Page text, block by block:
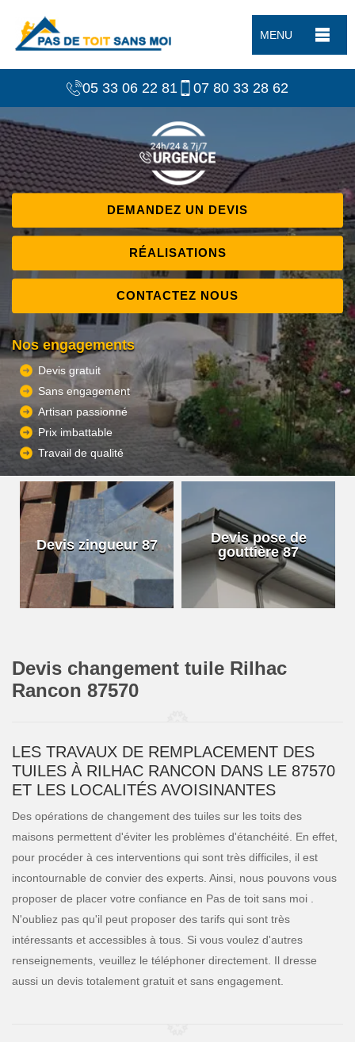
MENU
05 33 06 22 81 07 80 33 28 62
DEMANDEZ UN DEVIS
RÉALISATIONS
CONTACTEZ NOUS
Nos engagements
Devis gratuit
Sans engagement
Artisan passionné
Prix imbattable
Travail de qualité
Devis zingueur 87
Devis pose de
gouttière 87
Devis changement tuile Rilhac
Rancon 87570
LES TRAVAUX DE REMPLACEMENT DES
TUILES À RILHAC RANCON DANS LE 87570
ET LES LOCALITÉS AVOISINANTES
Des opérations de changement des tuiles sur les toits des
maisons permettent d'éviter les problèmes d'étanchéité. En effet,
pour procéder à ces interventions qui sont très difficiles, il est
incontournable de convier des experts. Ainsi, nous pouvons vous
proposer de placer votre confiance en Pas de toit sans moi .
N'oubliez pas qu'il peut proposer des tarifs qui sont très
intéressants et accessibles à tous. Si vous voulez d'autres
renseignements, veuillez le téléphoner directement. Il dresse
aussi un devis totalement gratuit et sans engagement.